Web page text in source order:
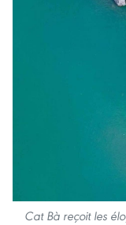
Cat Bà reçoit les